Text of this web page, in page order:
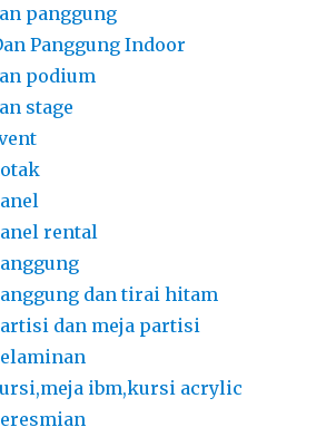
panggung
Panggung Indoor
podium
stage
rental
dan tirai hitam
dan meja partisi
ibm,kursi acrylic